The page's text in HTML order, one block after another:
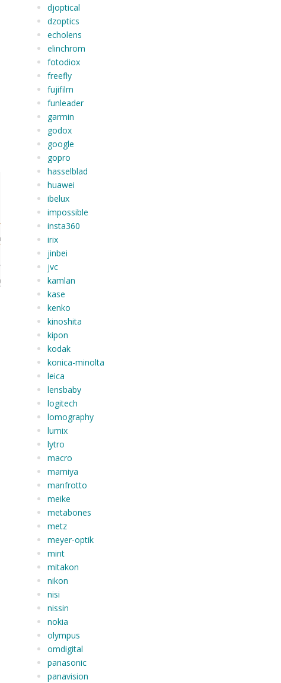
djoptical
dzoptics
echolens
elinchrom
fotodiox
freefly
fujifilm
funleader
garmin
godox
google
gopro
hasselblad
huawei
ibelux
impossible
insta360
irix
jinbei
jvc
kamlan
kase
kenko
kinoshita
kipon
kodak
konica-minolta
leica
lensbaby
logitech
lomography
lumix
lytro
macro
mamiya
manfrotto
meike
metabones
metz
meyer-optik
mint
mitakon
nikon
nisi
nissin
nokia
olympus
omdigital
panasonic
panavision